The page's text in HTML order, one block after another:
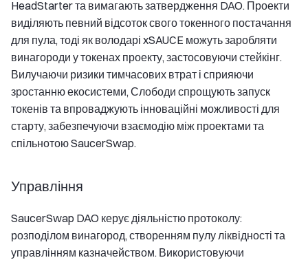
HeadStarter та вимагають затвердження DAO. Проекти
виділяють певний відсоток свого токенного постачання
для пула, тоді як володарі xSAUCE можуть заробляти
винагороди у токенах проекту, застосовуючи стейкінг.
Вилучаючи ризики тимчасових втрат і сприяючи
зростанню екосистеми, Слободи спрощують запуск
токенів та впроваджують інноваційні можливості для
старту, забезпечуючи взаємодію між проектами та
спільнотою SaucerSwap.
Управління
SaucerSwap DAO керує діяльністю протоколу:
розподілом винагород, створенням пулу ліквідності та
управлінням казначейством. Використовуючи